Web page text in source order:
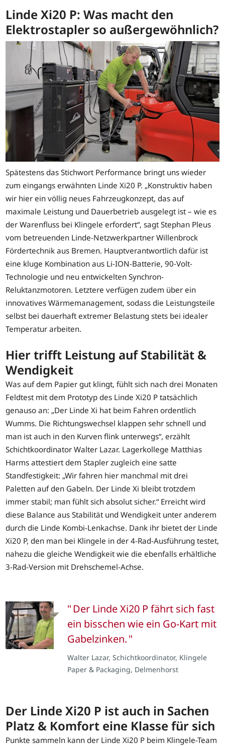
Linde Xi20 P: Was macht den
Elektrostapler so außergewöhnlich?
Spätestens das Stichwort Performance bringt uns wieder
zum eingangs erwähnten Linde Xi20 P. „Konstruktiv haben
wir hier ein völlig neues Fahrzeugkonzept, das auf
maximale Leistung und Dauerbetrieb ausgelegt ist – wie es
der Warenfluss bei Klingele erfordert“, sagt Stephan Pleus
vom betreuenden Linde-Netzwerkpartner Willenbrock
Fördertechnik aus Bremen. Hauptverantwortlich dafür ist
eine kluge Kombination aus Li-ION-Batterie, 90-Volt-
Technologie und neu entwickelten Synchron-
Reluktanzmotoren. Letztere verfügen zudem über ein
innovatives Wärmemanagement, sodass die Leistungsteile
selbst bei dauerhaft extremer Belastung stets bei idealer
Temperatur arbeiten.
Hier trifft Leistung auf Stabilität &
Wendigkeit
Was auf dem Papier gut klingt, fühlt sich nach drei Monaten
Feldtest mit dem Prototyp des Linde Xi20 P tatsächlich
genauso an: „Der Linde Xi hat beim Fahren ordentlich
Wumms. Die Richtungswechsel klappen sehr schnell und
man ist auch in den Kurven flink unterwegs“, erzählt
Schichtkoordinator Walter Lazar. Lagerkollege Matthias
Harms attestiert dem Stapler zugleich eine satte
Standfestigkeit: „Wir fahren hier manchmal mit drei
Paletten auf den Gabeln. Der Linde Xi bleibt trotzdem
immer stabil; man fühlt sich absolut sicher.“ Erreicht wird
diese Balance aus Stabilität und Wendigkeit unter anderem
durch die Linde Kombi-Lenkachse. Dank ihr bietet der Linde
Xi20 P, den man bei Klingele in der 4-Rad-Ausführung testet,
nahezu die gleiche Wendigkeit wie die ebenfalls erhältliche
3-Rad-Version mit Drehschemel-Achse.
Der Linde Xi20 P fährt sich fast
ein bisschen wie ein Go-Kart mit
Gabelzinken.
Walter Lazar, Schichtkoordinator, Klingele
Paper & Packaging, Delmenhorst
Der Linde Xi20 P ist auch in Sachen
Platz & Komfort eine Klasse für sich
Punkte sammeln kann der Linde Xi20 P beim Klingele-Team